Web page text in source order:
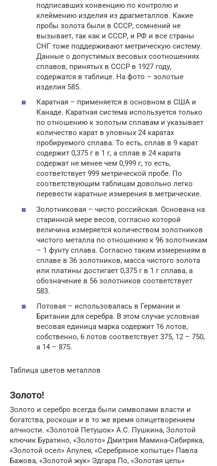
подписавших конвенцию по контролю и
клеймению изделия из драгметаллов. Какие
пробы золота были в СССР, сомнений не
вызывает, так как и СССР, и РФ и все страны
СНГ тоже поддерживают метрическую систему.
Данные о допустимых весовых соотношениях
сплавов, принятых в СССР в 1927 году,
содержатся в таблице. На фото – золотые
изделия 585.
Каратная – применяется в основном в США и
Канаде. Каратная система используется только
по отношению к золотым сплавам и указывает
количество карат в уловных 24 каратах
пробируемого сплава. То есть, сплав в 9 карат
содержит 0,375 г в 1 г, а сплав в 24 карата
содержат не менее чем 0,999 г, то есть,
соответствует 999 метрической пробе. По
соответствующим таблицам довольно легко
перевести каратные измерения в метрические.
Золотниковая – чисто российская. Основана на
старинной мере весов, согласно которой
величина измеряется количеством золотников
чистого металла по отношению к 96 золотникам
– 1 фунту сплава. Согласно таким измерениям в
сплаве в 36 золотников, масса чистого золота
или платины достигает 0,375 г в 1 г сплава, а
обозначение в 56 золотников соответствует
583.
Лотовая – использовалась в Германии и
Британии для серебра. В этом случае условная
весовая единица марка содержит 16 лотов,
собственно, 6 лотов соответствует 375, 12 – 750,
а 14 – 875.
Таблица цветов металлов
Золото!
Золото и серебро всегда были символами власти и
богатства, роскоши и в то же время олицетворением
алчности. «Золотой Петушок» А.С. Пушкина, Золотой
ключик Буратино, «Золото» Дмитрия Мамина-Сибиряка,
«Золотой осел» Апулея, «Серебряное копытце» Павла
Бажова, «Золотой жук» Эдгара По, «Золотая цепь»